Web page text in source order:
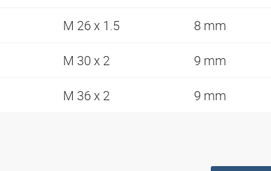
M 26 x 1.5 8 mm
M 30 x 2 9 mm
M 36 x 2 9 mm